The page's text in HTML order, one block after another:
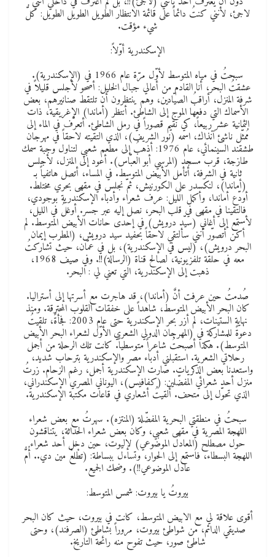
لاجئ، لأنني كنتُ دائماً على قائمة الانتظار الطويل الطويل الطويل: كلُّ
شيء مؤقت.
الإسكندرية أوّلاً:
سبحتُ في مياه المتوسط لأوّل مرّة عام 1966 في (الإسكندرية).
عشقتُ البحر، أنا القادم من أعالي جبال الخليل: أصحو لأجلس قليلاً في
شرفة المنزل، أراقبُ الصيّادين، وهم ينتظرون أن تلتقط صنانيرهم، بعض
الأسماك التي دفعها الموج إلى الشاطئ. أنتظر (أماندا) الإغريقية، ذات
الثمانية عشر ربيعاً، كي نقيم قصوراً في رمل الشاطئ. أتعرَّف في الماء إلى
مُمثّل ناشئ آنذاك، اسمه (نور الشريف)، الذي التقيته لاحقاً في مهرجان
طشقند السينمائي، عام 1976: أذهبُ إلى مطعم شعبي لتناول وجبة سمك
طازجة، قرب مسجد (المرسي أبو العبّاس). أعود إلى المنزل، لأجلس
ثانية في الشرفة، أتأمل الأبيض المتوسط. في المساء، أتصل هاتفياً بـ
(أماندا)، لنكسدر على الكورنيش، ثمّ نجلس في مقهى بحري مختلط.
أودّع أماندا، وأكمل الليل: عرف شعراء وأدباء الإسكندرية بوجودي،
فالتقينا في مقهى في قلب البحر، نصل إليه عبر جسر. أوغلُ في الليل،
لأستمع إلى أغاني (سيّد درويش) في إحدى حانات الأبيض المتوسط. لم
أكن أتصوّر أنني سألتقي لاحقاً بحفيد سيد درويش، (المطرب إيمان
البحر درويش)، (ليس في الإسكندرية)، بل في عمّان، حيث تشاركتُ
معه في حلقة تلفزيونية، لصالح قناة (الرسالة)!!. وفي صيف 1968،
ذهبت إلى الإسكندرية، التي تعني لي : البحر.
صُدمتُ حين عرفت أنَّ (أماندا)، قد هاجرت مع أسرتها إلى أستراليا.
كان البحر الأبيض المتوسط، شاهداً على خفقات القلوب المحترقة. ومنذ
نهاية الستينات، لم أزر بحر الإسكندرية حتى عام 2003: فجأةً، تلقيتُ
دعوةً للمشاركة في (المهرجان الدولي الشعري الأوّل لشعراء البحر الأبيض
المتوسط). هكذا أصبحتُ شاعراً متوسطياً. كانت تلك الرحلة من أجمل
رحلاتي الشعرية. استقبلني أدباء مصر والإسكندرية بترحاب شديد،
واستعدنا بعض الذكريات. صارت الإسكندرية أجمل، رغم الزحام. زرتُ
منزل أحد شعرائي المفضّلين: (كفافيس)، اليوناني المصري الإسكندراني،
الذي تحوّل إلى متحف. ألقيتُ أشعاري في قاعات مكتبة الإسكندرية.
سبحتُ في منطقتي البحرية المفضّلة (المنتزه). سهرتُ مع بعض شعراء
اللهجة المصرية في مقهى شعبي، وكان بعض شعراء الحداثة، يتناقشون
حول مصطلح (المعادل الموضوعي) لإليوت، حين دخل أحد شعراء
اللهجة البسطاء، فاستمع إلى الحوار، وتساءل ببساطة: (تطْلعْ مين دي.. أُمُّ
عادل الموضوعي!!). وضحك الجميع.
بيروتُ يا بيروت: شمس المتوسط:
أقوى علاقة لي مع الابيض المتوسط، كانت في بيروت، حيث كان البحر
صديقي الدائم، من شواطئ بيروت، مروراً بشاطئ (الصرفند)، وحتى
شاطئ صور، حيث تفوح منه رائحة التاريخ.